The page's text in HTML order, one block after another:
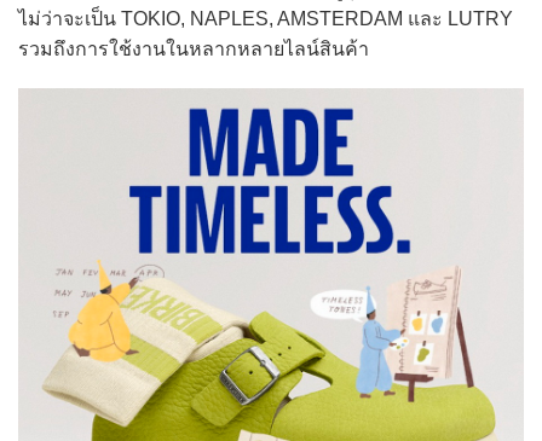
ไม่ว่าจะเป็น TOKIO, NAPLES, AMSTERDAM และ LUTRY
รวมถึงการใช้งานในหลากหลายไลน์สินค้า